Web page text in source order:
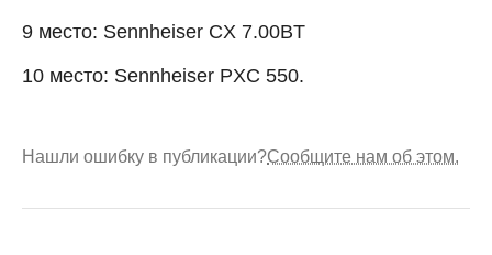
9 место: Sennheiser CX 7.00BT
10 место: Sennheiser PXC 550.
Нашли ошибку в публикации?Сообщите нам об этом.